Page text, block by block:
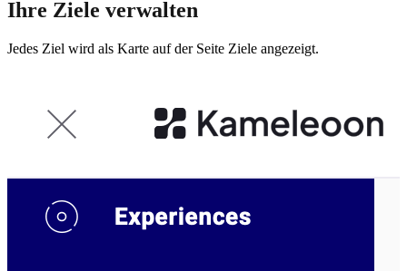
Ihre Ziele verwalten
Jedes Ziel wird als Karte auf der Seite Ziele angezeigt.